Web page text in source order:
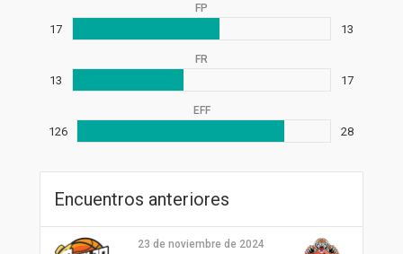
FP
17 13
FR
13 17
EFF
126 28
Encuentros anteriores
23 de noviembre de 2024